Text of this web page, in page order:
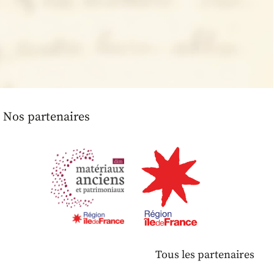
Nos partenaires
Tous les partenaires